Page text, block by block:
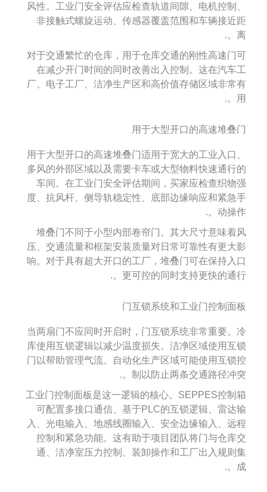
风性。工业门安全评估应检查轨道间隙、电机控制、
非接触式螺旋运动、传感器覆盖范围和车辆接近距
离。.
对于交通繁忙的仓库，用于仓库交通的刚性高速门可
在减少开门时间的同时改善出入控制。这在汽车工
厂、电子工厂、洁净生产区和高价值存储区域非常有
用。.
用于大型开口的高速堆叠门
用于大型开口的高速堆叠门适用于宽大的工业入口、
多风的外部区域以及需要卡车或大型物料快速通行的
车间。在工业门安全评估期间，买家应检查织物强
度、抗风杆、侧导轨稳定性、底部边缘响应和紧急手
动操作。.
堆叠门不同于小型内部卷帘门。其大尺寸意味着风
压、交通流量和框架安装质量对日常可靠性有更大影
响。对于具有超大开口的工厂，堆叠门可在保持入口
更可控的同时支持更快的通行。.
门互锁系统和工业门控制面板
当两扇门不应同时开启时，门互锁系统非常重要。冷
库使用互锁逻辑以减少温度损失。洁净区域使用互锁
门以帮助管理气流。自动化生产区域可能使用互锁控
制以防止两条交通路径冲突。.
工业门控制面板是这一逻辑的核心。SEPPES控制箱
可配置多接口通信、基于PLC的互锁逻辑、雷达输
入、光电输入、地感线圈输入、安全边缘输入、远程
控制和紧急功能。这有助于项目团队将门与仓库交
通、洁净室压力控制、装卸操作和工厂出入规则集
成。.